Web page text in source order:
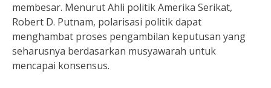
membesar. Menurut Ahli politik Amerika Serikat,
Robert D. Putnam, polarisasi politik dapat
menghambat proses pengambilan keputusan yang
seharusnya berdasarkan musyawarah untuk
mencapai konsensus.